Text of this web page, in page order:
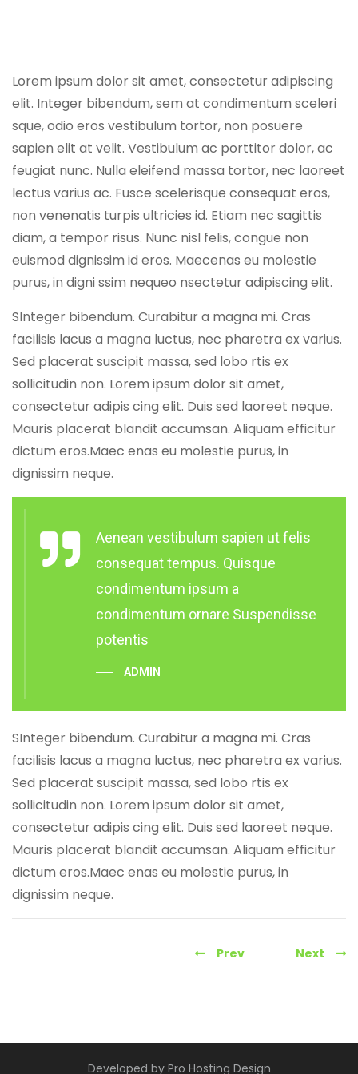
Lorem ipsum dolor sit amet, consectetur adipiscing
elit. Integer bibendum, sem at condimentum sceleri
sque, odio eros vestibulum tortor, non posuere
sapien elit at velit. Vestibulum ac porttitor dolor, ac
feugiat nunc. Nulla eleifend massa tortor, nec laoreet
lectus varius ac. Fusce scelerisque consequat eros,
non venenatis turpis ultricies id. Etiam nec sagittis
diam, a tempor risus. Nunc nisl felis, congue non
euismod dignissim id eros. Maecenas eu molestie
purus, in digni ssim nequeo nsectetur adipiscing elit.
SInteger bibendum. Curabitur a magna mi. Cras
facilisis lacus a magna luctus, nec pharetra ex varius.
Sed placerat suscipit massa, sed lobo rtis ex
sollicitudin non. Lorem ipsum dolor sit amet,
consectetur adipis cing elit. Duis sed laoreet neque.
Mauris placerat blandit accumsan. Aliquam efficitur
dictum eros.Maec enas eu molestie purus, in
dignissim neque.
Aenean vestibulum sapien ut felis
consequat tempus. Quisque
condimentum ipsum a
condimentum ornare Suspendisse
potentis
ADMIN
SInteger bibendum. Curabitur a magna mi. Cras
facilisis lacus a magna luctus, nec pharetra ex varius.
Sed placerat suscipit massa, sed lobo rtis ex
sollicitudin non. Lorem ipsum dolor sit amet,
consectetur adipis cing elit. Duis sed laoreet neque.
Mauris placerat blandit accumsan. Aliquam efficitur
dictum eros.Maec enas eu molestie purus, in
dignissim neque.
Prev Next
Developed by Pro Hosting Design